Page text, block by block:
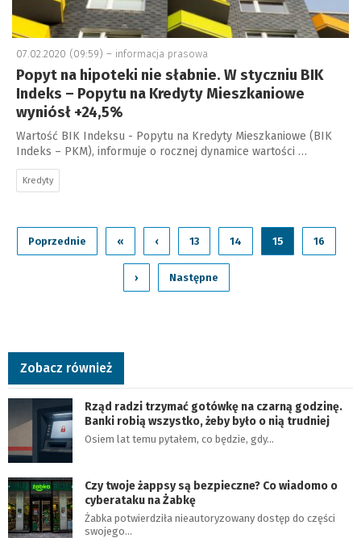
07.02.2020 (09:59) – informacja prasowa
Popyt na hipoteki nie słabnie. W styczniu BIK
Indeks – Popytu na Kredyty Mieszkaniowe
wyniósł +24,5%
Wartość BIK Indeksu - Popytu na Kredyty Mieszkaniowe (BIK
Indeks – PKM), informuje o rocznej dynamice wartości …
Kredyty
Poprzednie « ‹ 13 14 15 16
› Następne
Zobacz również
Rząd radzi trzymać gotówkę na czarną godzinę.
Banki robią wszystko, żeby było o nią trudniej
Osiem lat temu pytałem, co będzie, gdy…
Czy twoje żappsy są bezpieczne? Co wiadomo o
cyberataku na Żabkę
Żabka potwierdziła nieautoryzowany dostęp do części
swojego…